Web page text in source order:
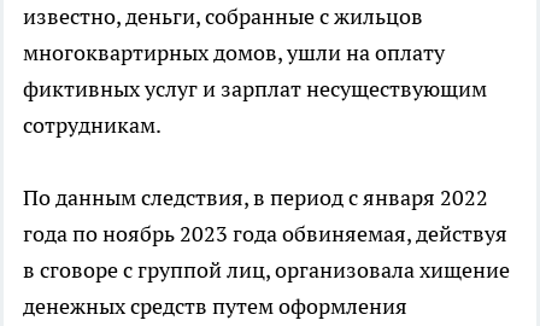
известно, деньги, собранные с жильцов
многоквартирных домов, ушли на оплату
фиктивных услуг и зарплат несуществующим
сотрудникам.
По данным следствия, в период с января 2022
года по ноябрь 2023 года обвиняемая, действуя
в сговоре с группой лиц, организовала хищение
денежных средств путем оформления